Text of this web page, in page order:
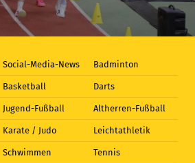
Social-Media-News Badminton
Basketball Darts
Jugend-Fußball Altherren-Fußball
Karate / Judo Leichtathletik
Schwimmen Tennis